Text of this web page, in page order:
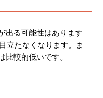
出る可能性はあります
立たなくなります。ま
比較的低いです。